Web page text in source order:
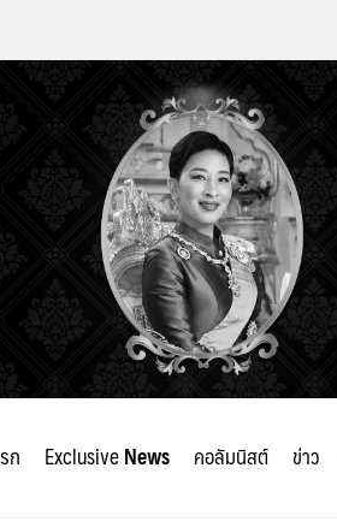
ก ExclusiveNews คอลัมนิสต์ ข่าว